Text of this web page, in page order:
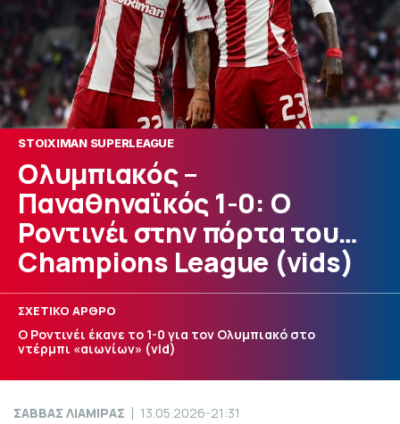
STOIXIMAN SUPERLEAGUE
Ολυμπιακός –
Παναθηναϊκός 1-0: Ο
Ροντινέι στην πόρτα του…
Champions League (vids)
ΣΧΕΤΙΚΟ ΑΡΘΡΟ
Ο Ροντινέι έκανε το 1-0 για τον Ολυμπιακό στο
ντέρμπι «αιωνίων» (vid)
ΣΑΒΒΑΣ ΛΙΑΜΙΡΑΣ 13.05.2026-21:31